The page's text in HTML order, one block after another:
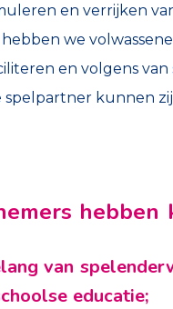
en verrijken
hebben we
en volgens van
spelpartner kunnen
hebben
van
educatie;